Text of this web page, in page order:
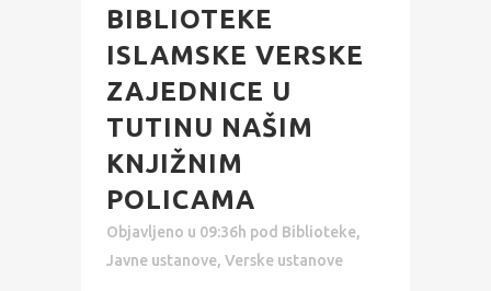
BIBLIOTEKE
ISLAMSKE VERSKE
ZAJEDNICE U
TUTINU NAŠIM
KNJIŽNIM
POLICAMA
Objavljeno u 09:36h pod Biblioteke,
Javne ustanove, Verske ustanove